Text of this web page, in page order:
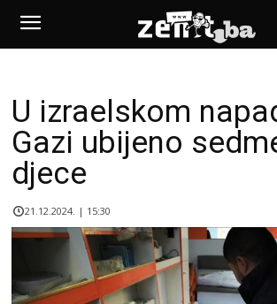
U izraelskom
Gazi ubijeno
djece
21.12.2024. | 15:30